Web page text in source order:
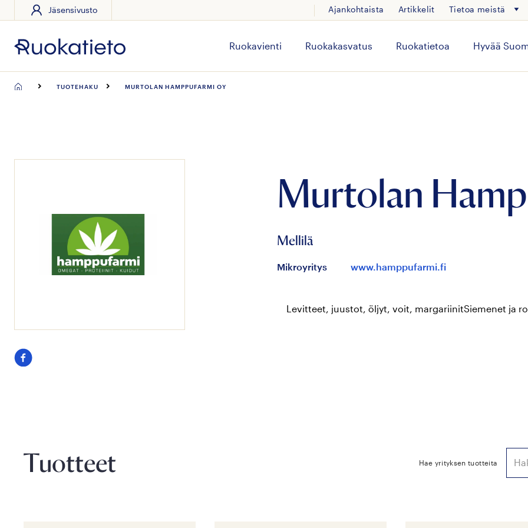
sisältöön
Jäsensivusto Ajankohtaista Artikkelit Tietoa meistä
Ruokavienti Ruokakasvatus Ruokatietoa Hyvää
TUOTEHAKU MURTOLAN HAMPPUFARMI OY
Murtolan
Mellilä
Mikroyritys www.hamppufarmi.fi
Levitteet, juustot, öljyt, voit, margariinit Siemenet ja
Seuraa
Tuotteet Hae yrityksen tuotteita